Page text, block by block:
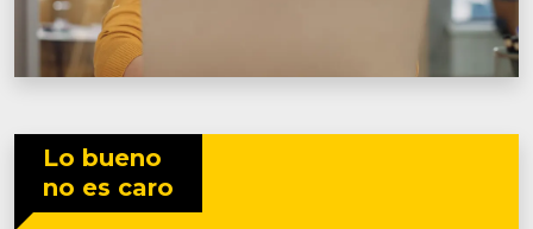
Lo bueno
no es caro